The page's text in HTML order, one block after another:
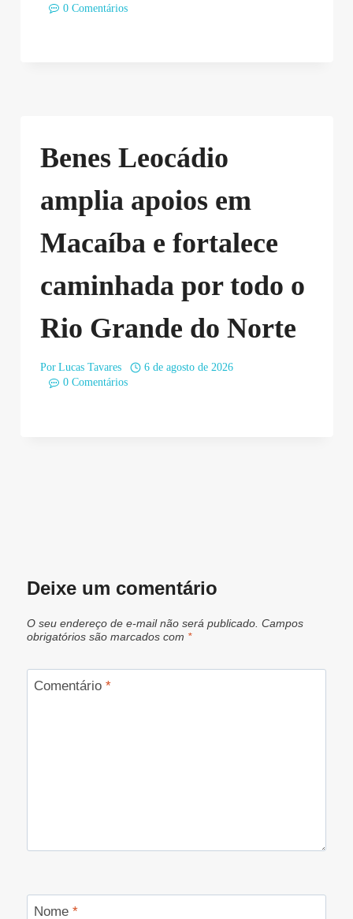
0 Comentários
Benes Leocádio
amplia apoios em
Macaíba e fortalece
caminhada por todo o
Rio Grande do Norte
Por Lucas Tavares
6 de agosto de 2026
0 Comentários
Deixe um comentário
O seu endereço de e-mail não será publicado. Campos
obrigatórios são marcados com *
Comentário *
Nome *